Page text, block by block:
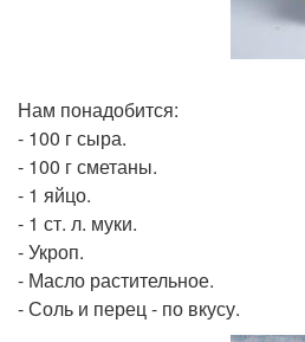
Нам понадобится:
- 100 г сыра.
- 100 г сметаны.
- 1 яйцо.
- 1 ст. л. муки.
- Укроп.
- Масло растительное.
- Соль и перец - по вкусу.